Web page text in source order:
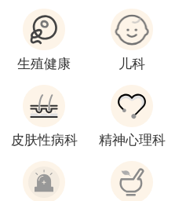
生殖健康 儿科
皮肤性病科 精神心理科